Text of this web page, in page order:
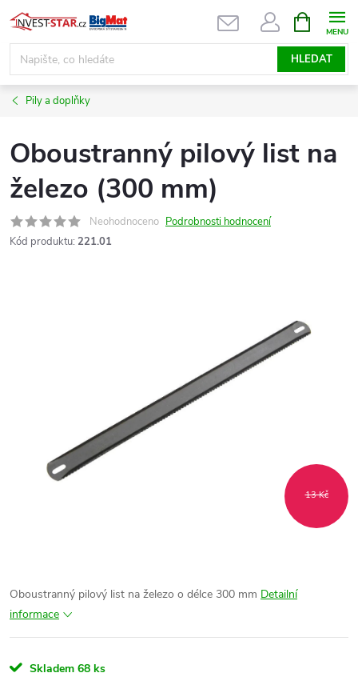
Přejít
na
obsah
HLEDAT
NÁKUPNÍ
KOŠÍK
Pily a doplňky
Oboustranný pilový list na
železo (300 mm)
Neohodnoceno Podrobnosti hodnocení
Kód produktu: 221.01
13 Kč
Oboustranný pilový list na železo o délce 300 mm Detailní
informace
Skladem 68 ks